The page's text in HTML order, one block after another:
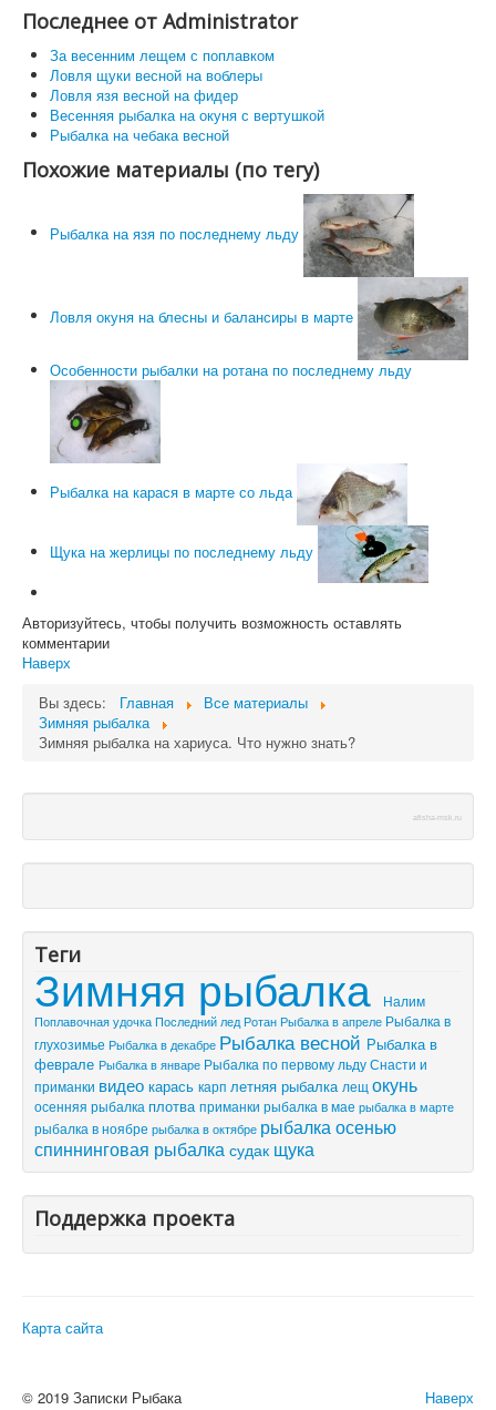
Последнее от Administrator
За весенним лещем с поплавком
Ловля щуки весной на воблеры
Ловля язя весной на фидер
Весенняя рыбалка на окуня с вертушкой
Рыбалка на чебака весной
Похожие материалы (по тегу)
Рыбалка на язя по последнему льду
Ловля окуня на блесны и балансиры в марте
Особенности рыбалки на ротана по последнему льду
Рыбалка на карася в марте со льда
Щука на жерлицы по последнему льду
Авторизуйтесь, чтобы получить возможность оставлять
комментарии
Наверх
Вы здесь:
Главная
Все материалы
Зимняя рыбалка
Зимняя рыбалка на хариуса. Что нужно знать?
afisha-msk.ru
Теги
Зимняя рыбалка
Налим
Поплавочная удочкаПоследний лед Ротан Рыбалка в апреле Рыбалка в
глухозимье Рыбалка в декабре Рыбалка весной Рыбалка в
феврале Рыбалка в январе Рыбалка по первому льдуСнасти и
приманки видео карась карп летняя рыбалка лещ окунь
осенняя рыбалка плотва приманки рыбалка в мае рыбалка в марте
рыбалка в ноябре рыбалка в октябре рыбалка осенью
спиннинговая рыбалка судак щука
Поддержка проекта
Карта сайта
Наверх
© 2019 Записки Рыбака